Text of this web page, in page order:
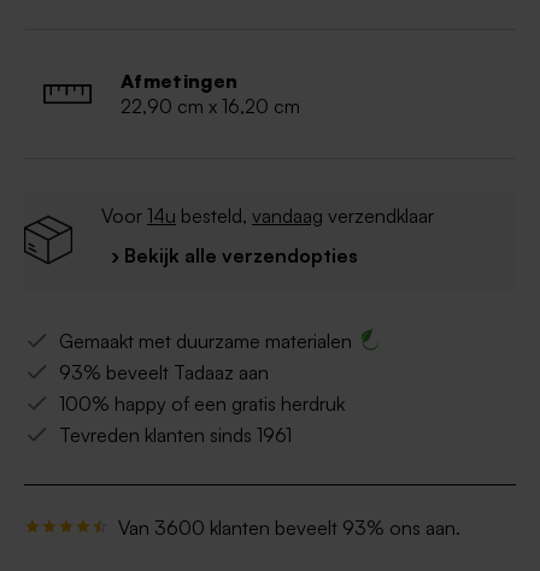
Afmetingen
22,90 cm x 16,20 cm
Voor 14u besteld, vandaag verzendklaar
› Bekijk alle verzendopties
Gemaakt met duurzame materialen
93% beveelt Tadaaz aan
100% happy of een gratis herdruk
Tevreden klanten sinds 1961
Van 3600 klanten beveelt 93% ons aan.